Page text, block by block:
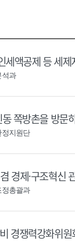
세액공제 등 세
석과
쪽방촌을 방문
정지원단
경제·구조혁신
정총괄과
경쟁력강화위원